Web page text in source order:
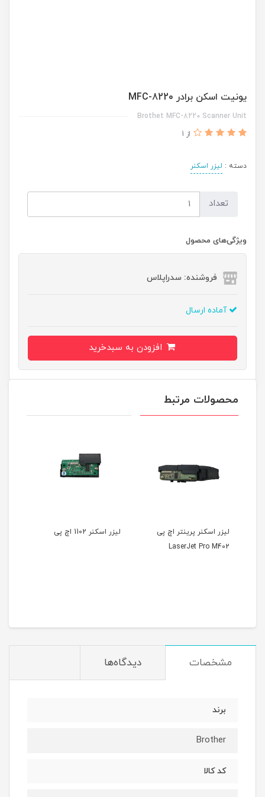
یونیت اسکن برادر MFC-8220
Brothet MFC-8220 Scanner Unit
از 1
دسته : لیزر اسکنر
تعداد
ویژگی‌های محصول
فروشنده: سدراپلاس
آماده ارسال
محصولات مرتبط
لیزر اسکنر پرینتر اچ پی
LaserJet Pro M402
لیزر اسکنر 1102 اچ پی
مشخصات دیدگاه‌ها
برند
Brother
کد کالا